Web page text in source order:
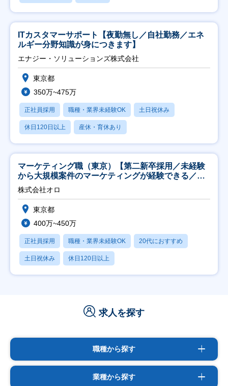
ITカスタマーサポート【夜勤無し／自社勤務／エネ
ルギー分野知識が身につきます】
エナジー・ソリューションズ株式会社
東京都
350万~475万
正社員採用 職種・業界未経験OK 土日祝休み
休日120日以上 産休・育休あり
マーケティング職（東京）【第二新卒採用／未経験
から大規模案件のマーケティングが経験できる／研
修充実】
株式会社オロ
東京都
400万~450万
正社員採用 職種・業界未経験OK 20代におすすめ
土日祝休み 休日120日以上
求人を探す
職種から探す
業種から探す